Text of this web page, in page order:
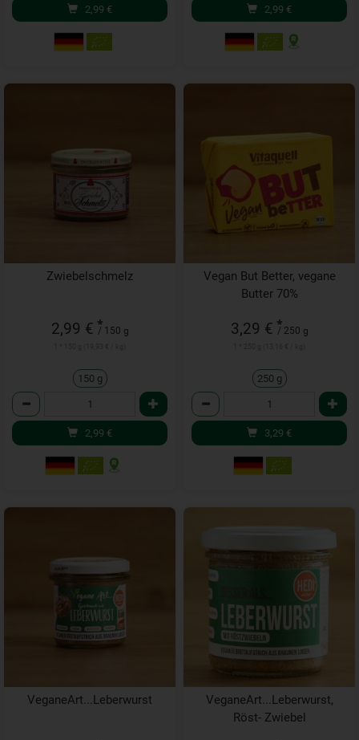
2,99 € 2,99 €
Zwiebelschmelz
2,99 € *
/ 150 g
150 g
Anzahl
2,99 €
Vegan But Better, vegane
Butter 70%
3,29 € *
/ 250 g
250 g
Anzahl
3,29 €
VeganeArt...Leberwurst
VeganeArt...Leberwurst,
Röst- Zwiebel